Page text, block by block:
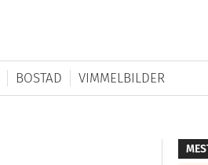
BOSTAD VIMMELBILDER